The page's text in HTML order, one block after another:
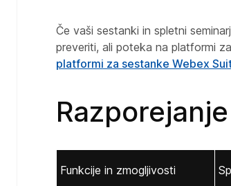
Če vaši sestanki in spletni
preveriti, ali poteka na platformi
platformi za sestanke Webex
Razporejanje
Funkcije in zmogljivosti